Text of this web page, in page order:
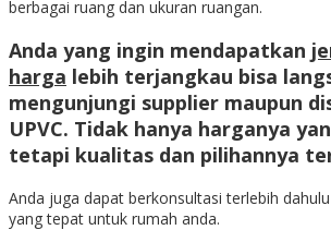
berbagai ruang dan ukuran ruangan.
Anda yang ingin mendapatkan
harga lebih terjangkau bisa
mengunjungi supplier maupun
UPVC. Tidak hanya harganya
tetapi kualitas dan pilihannya
Anda juga dapat berkonsultasi terlebih
yang tepat untuk rumah anda.